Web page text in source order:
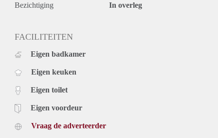
Bezichtiging In overleg
FACILITEITEN
Eigen badkamer
Eigen keuken
Eigen toilet
Eigen voordeur
Vraag de adverteerder